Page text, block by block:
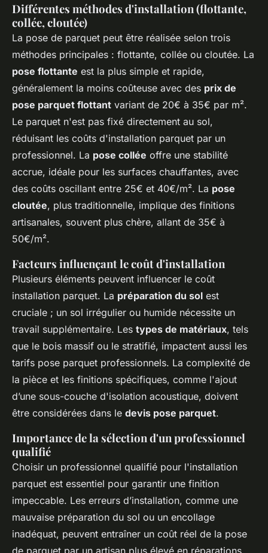
Différentes méthodes d'installation (flottante,
collée, cloutée)
La pose de parquet peut être réalisée selon trois
méthodes principales : flottante, collée ou cloutée. La
pose flottante est la plus simple et rapide,
généralement la moins coûteuse avec des prix de
pose parquet flottant variant de 20€ à 35€ par m².
Le parquet n'est pas fixé directement au sol,
réduisant les coûts d'installation parquet par un
professionnel. La pose collée offre une stabilité
accrue, idéale pour les surfaces chauffantes, avec
des coûts oscillant entre 25€ et 40€/m². La pose
cloutée, plus traditionnelle, implique des finitions
artisanales, souvent plus chère, allant de 35€ à
50€/m².
Facteurs influençant le coût d'installation
Plusieurs éléments peuvent influencer le coût
installation parquet. La préparation du sol est
cruciale ; un sol irrégulier ou humide nécessite un
travail supplémentaire. Les types de matériaux, tels
que le bois massif ou le stratifié, impactent aussi les
tarifs pose parquet professionnels. La complexité de
la pièce et les finitions spécifiques, comme l'ajout
d’une sous-couche d'isolation acoustique, doivent
être considérées dans le devis pose parquet.
Importance de la sélection d'un professionnel
qualifié
Choisir un professionnel qualifié pour l'installation
parquet est essentiel pour garantir une finition
impeccable. Les erreurs d’installation, comme une
mauvaise préparation du sol ou un encollage
inadéquat, peuvent entraîner un coût réel de la pose
de parquet par un artisan plus élevé en réparations